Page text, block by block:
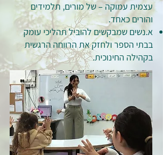
עצמית עמוקה – של מורים, תלמידים
והורים כאחד.
א.נשים שמבקשים להוביל תהליכי עומק
בבתי הספר ולחזק את הרווחה הרגשית
בקהילה החינוכית.